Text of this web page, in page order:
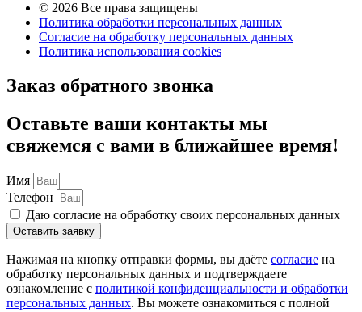
© 2026 Все права защищены
Политика обработки персональных данных
Согласие на обработку персональных данных
Политика использования cookies
Заказ обратного звонка
Оставьте ваши контакты мы
свяжемся с вами в ближайшее время!
Имя
Телефон
Даю согласие на обработку своих персональных данных
Оставить заявку
Нажимая на кнопку отправки формы, вы даёте согласие на
обработку персональных данных и подтверждаете
ознакомление с политикой конфиденциальности и обработки
персональных данных. Вы можете ознакомиться с полной